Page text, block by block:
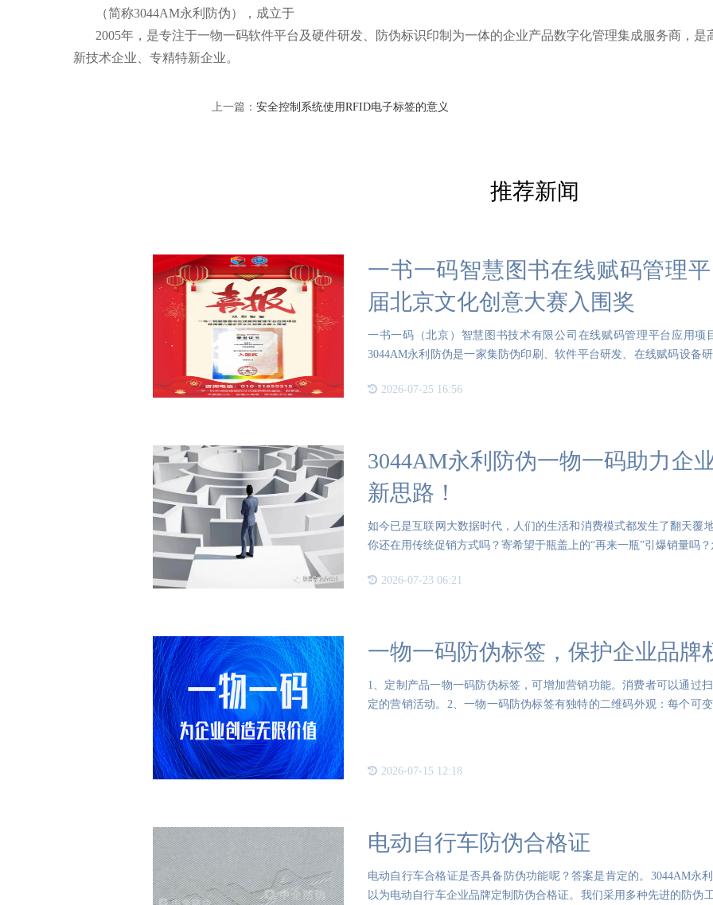
（简称3044AM永利防伪），成立于
2005年，是专注于一物一码软件平台及硬件研发、防伪标识印制为一体的企业产品数字化管理集成服务商，是
新技术企业、专精特新企业。
上一篇： 安全控制系统使用RFID电子标签的意义
推荐新闻
一书一码智慧图书在线赋码管理
届北京文化创意大赛入围奖
一书一码（北京）智慧图书技术有限公司在线赋码管理平台应用
3044AM永利防伪是一家集防伪印刷、软件平台研发、在线赋码设备
2026-07-25 16:56
3044AM永利防伪一物一码助力企
新思路！
如今已是互联网大数据时代，人们的生活和消费模式都发生了翻天覆
你还在用传统促销方式吗？寄希望于瓶盖上的“再来一瓶”引爆销量吗
2026-07-23 06:21
一物一码防伪标签，保护企业品牌
1、定制产品一物一码防伪标签，可增加营销功能。消费者可以通过
定的营销活动。2、一物一码防伪标签有独特的二维码外观：每个可
2026-07-15 12:18
电动自行车防伪合格证
电动自行车合格证是否具备防伪功能呢？答案是肯定的。3044AM永
以为电动自行车企业品牌定制防伪合格证。我们采用多种先进的防伪